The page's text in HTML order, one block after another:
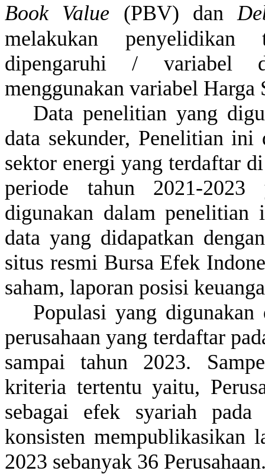
Book Value (PBV) dan
melakukan penyelidikan
dipengaruhi / variabel
menggunakan variabel Harga
Data penelitian yang
data sekunder, Penelitian
sektor energi yang terdaftar
periode tahun 2021-
digunakan dalam penelitian
data yang didapatkan
situs resmi Bursa Efek
saham, laporan posisi
Populasi yang
perusahaan yang terdaftar
sampai tahun 2023.
kriteria tertentu yaitu,
sebagai efek syariah
konsisten mempublikasikan
2023 sebanyak 36